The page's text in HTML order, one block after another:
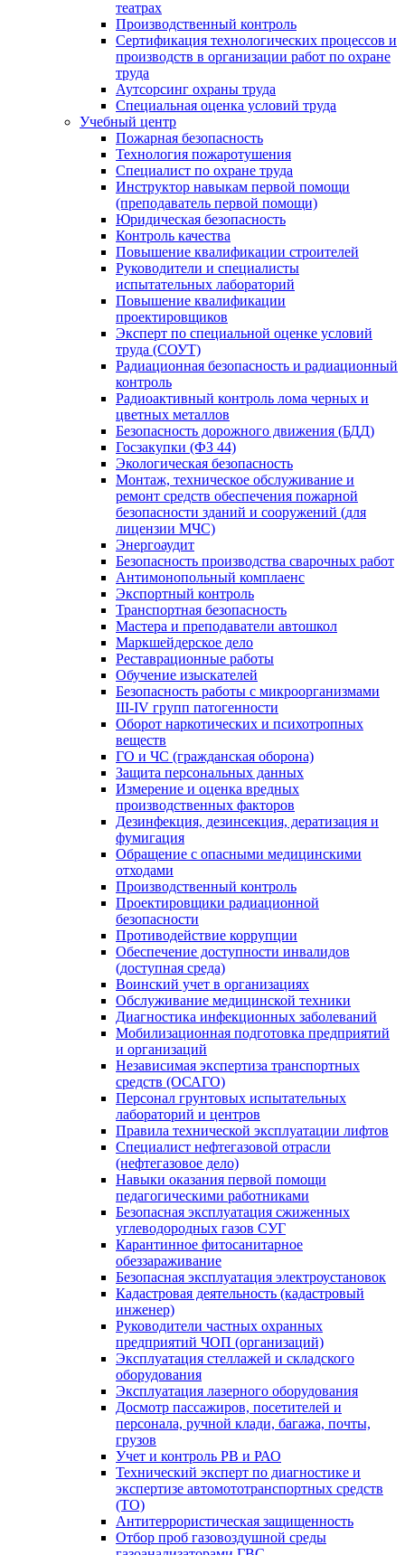
театрах
Производственный контроль
Сертификация технологических процессов и
производств в организации работ по охране
труда
Аутсорсинг охраны труда
Специальная оценка условий труда
Учебный центр
Пожарная безопасность
Технология пожаротушения
Специалист по охране труда
Инструктор навыкам первой помощи
(преподаватель первой помощи)
Юридическая безопасность
Контроль качества
Повышение квалификации строителей
Руководители и специалисты
испытательных лабораторий
Повышение квалификации
проектировщиков
Эксперт по специальной оценке условий
труда (СОУТ)
Радиационная безопасность и радиационный
контроль
Радиоактивный контроль лома черных и
цветных металлов
Безопасность дорожного движения (БДД)
Госзакупки (ФЗ 44)
Экологическая безопасность
Монтаж, техническое обслуживание и
ремонт средств обеспечения пожарной
безопасности зданий и сооружений (для
лицензии МЧС)
Энергоаудит
Безопасность производства сварочных работ
Антимонопольный комплаенс
Экспортный контроль
Транспортная безопасность
Мастера и преподаватели автошкол
Маркшейдерское дело
Реставрационные работы
Обучение изыскателей
Безопасность работы с микроорганизмами
III-IV групп патогенности
Оборот наркотических и психотропных
веществ
ГО и ЧС (гражданская оборона)
Защита персональных данных
Измерение и оценка вредных
производственных факторов
Дезинфекция, дезинсекция, дератизация и
фумигация
Обращение с опасными медицинскими
отходами
Производственный контроль
Проектировщики радиационной
безопасности
Противодействие коррупции
Обеспечение доступности инвалидов
(доступная среда)
Воинский учет в организациях
Обслуживание медицинской техники
Диагностика инфекционных заболеваний
Мобилизационная подготовка предприятий
и организаций
Независимая экспертиза транспортных
средств (ОСАГО)
Персонал грунтовых испытательных
лабораторий и центров
Правила технической эксплуатации лифтов
Специалист нефтегазовой отрасли
(нефтегазовое дело)
Навыки оказания первой помощи
педагогическими работниками
Безопасная эксплуатация сжиженных
углеводородных газов СУГ
Карантинное фитосанитарное
обеззараживание
Безопасная эксплуатация электроустановок
Кадастровая деятельность (кадастровый
инженер)
Руководители частных охранных
предприятий ЧОП (организаций)
Эксплуатация стеллажей и складского
оборудования
Эксплуатация лазерного оборудования
Досмотр пассажиров, посетителей и
персонала, ручной клади, багажа, почты,
грузов
Учет и контроль РВ и РАО
Технический эксперт по диагностике и
экспертизе автомототранспортных средств
(ТО)
Антитеррористическая защищенность
Отбор проб газовоздушной среды